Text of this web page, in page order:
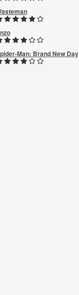
Man: Brand New Day